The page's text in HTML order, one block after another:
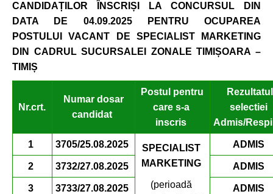
CANDIDAȚILOR ÎNSCRIȘI
LA CONCURSUL DIN
DATA DE 04.09.2025 PENTRU OCUPAREA
POSTULUI VACANT
DE SPECIALIST MARKETING
DIN CADRUL SUCURSALEI ZONALE TIMIȘOARA –
TIMIȘ
Nr.crt.
Numar dosar
candidat
Postul pentru
care s-a
inscris
Rezultatul
selectiei
Admis/
1 3705/25.08.2025
SPECIALIST
MARKETING
(perioadă
ADMIS
2 3732/27.08.2025 ADMIS
3 3733/27.08.2025 ADMIS